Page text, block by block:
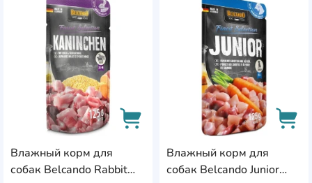
Влажный корм для
собак Belcando Rabbit
AddCardToFavourite
AddCardToCart
Влажный корм для
собак Belcando Junior